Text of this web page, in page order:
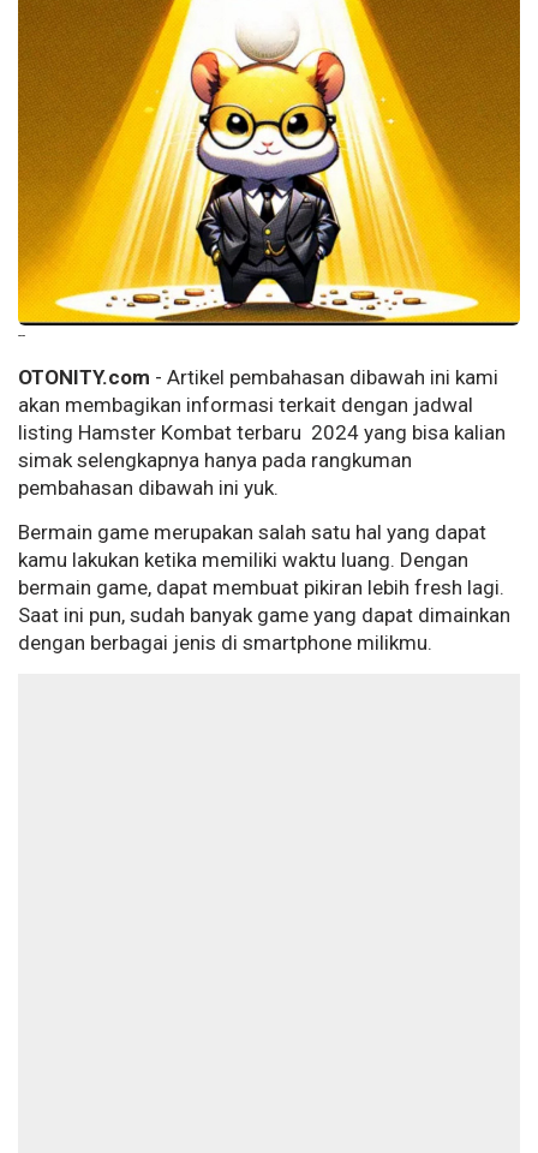
--
OTONITY.com - Artikel pembahasan dibawah ini kami
akan membagikan informasi terkait dengan jadwal
listing Hamster Kombat terbaru 2024 yang bisa kalian
simak selengkapnya hanya pada rangkuman
pembahasan dibawah ini yuk.
Bermain game merupakan salah satu hal yang dapat
kamu lakukan ketika memiliki waktu luang. Dengan
bermain game, dapat membuat pikiran lebih fresh lagi.
Saat ini pun, sudah banyak game yang dapat dimainkan
dengan berbagai jenis di smartphone milikmu.